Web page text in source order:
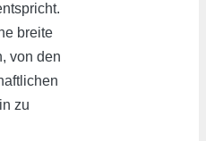
breite
von den
zu